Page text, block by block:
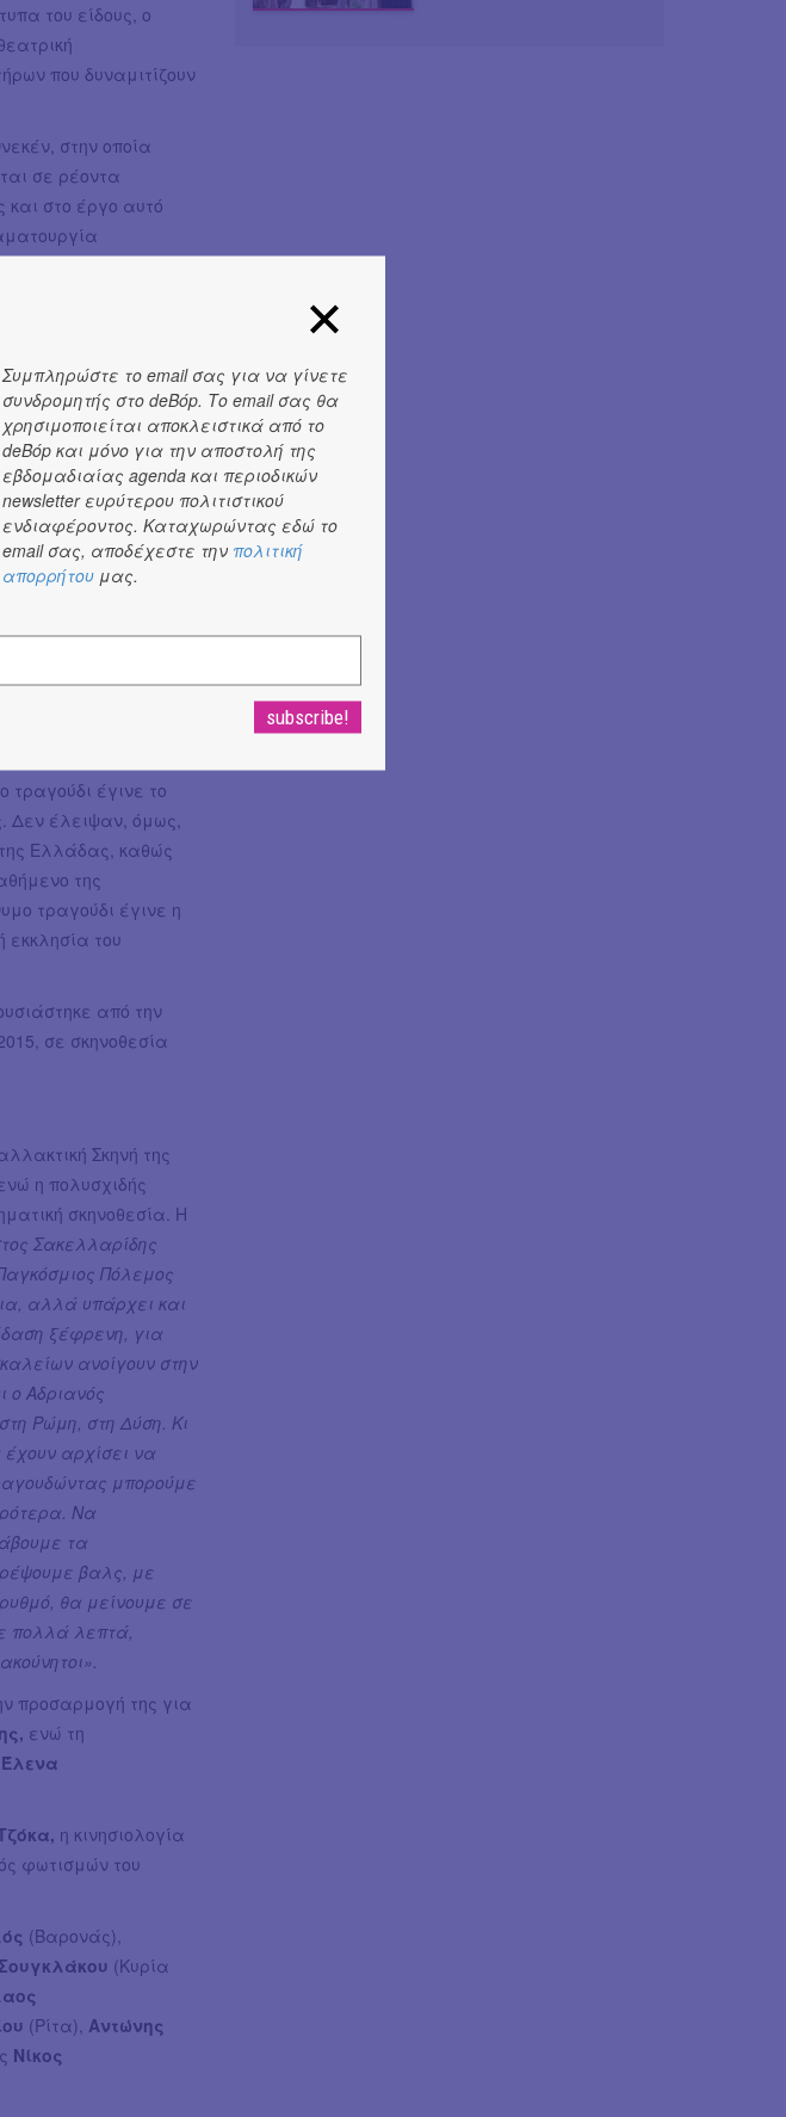
του είδους, ο
που δυναμιτίζουν
στην οποία
σε ρέοντα
και στο έργο αυτό
μουσικά
διάρκεια του
κοντά τον Πάπα.
της, ο γάμος
αθηναϊκό
στην
με
και την υποκρισία
στη γωνία
έγινε το
Δεν έλειψαν, όμως,
της Ελλάδας, καθώς
της
τραγούδι έγινε η
του
από την
σε σκηνοθεσία
Σκηνή της
η πολυσχιδής
σκηνοθεσία. Η
Σακελλαρίδης
Πόλεμος
αλλά υπάρχει και
ξέφρενη, για
ανοίγουν στην
ο Αδριανός
Ρώμη, στη Δύση. Κι
αρχίσει να
μπορούμε
Να
τα
βαλς, με
θα μείνουμε σε
πολλά λεπτά,
προσαρμογή της για
ενώ τη
Έλενα
η κινησιολογία
φωτισμών του
(Βαρονάς),
(Κυρία
(Ρίτα), Αντώνης
Νίκος
Συμπληρώστε το email σας για να γίνετε
συνδρομητής στο deBόp. Το email σας θα
χρησιμοποιείται αποκλειστικά από το
deBόp και μόνο για την αποστολή της
εβδομαδιαίας agenda και περιοδικών
newsletter ευρύτερου πολιτιστικού
ενδιαφέροντος. Καταχωρώντας εδώ το
email σας, αποδέχεστε την πολιτική
απορρήτου μας.